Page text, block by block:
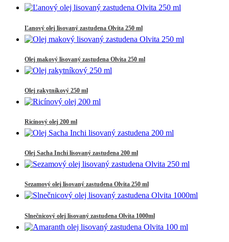
Ľanový olej lisovaný zastudena Olvita 250 ml
Olej makový lisovaný zastudena Olvita 250 ml
Olej rakytníkový 250 ml
Ricínový olej 200 ml
Olej Sacha Inchi lisovaný zastudena 200 ml
Sezamový olej lisovaný zastudena Olvita 250 ml
Slnečnicový olej lisovaný zastudena Olvita 1000ml